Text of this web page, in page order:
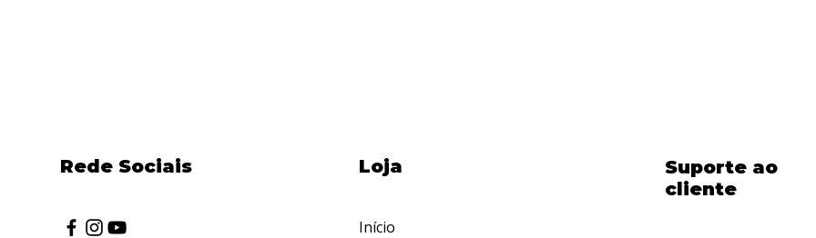
Rede Sociais Loja
Início
Suporte ao
cliente